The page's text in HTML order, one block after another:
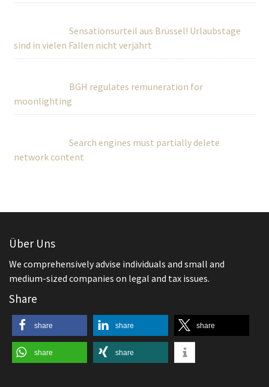
Sensationsurteil aus Brüssel! Urlaubstage
sind in vielen Fällen nicht verjährt
BGH regulates remuneration for
moonlighting
Search engines must partially delete
network content
Über Uns
We comprehensively advise individuals and small and
medium-sized companies on legal and tax issues.
Share
share share share
share share